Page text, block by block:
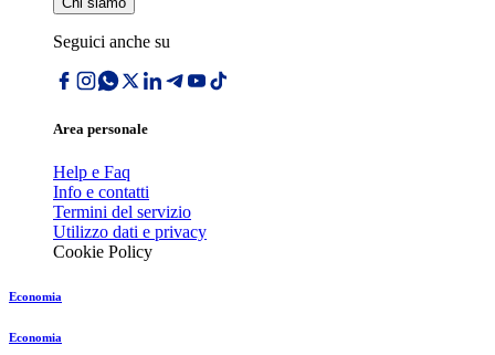
Seguici anche su
Area personale
Help e Faq
Info e contatti
Termini del servizio
Utilizzo dati e privacy
Cookie Policy
Economia
Economia